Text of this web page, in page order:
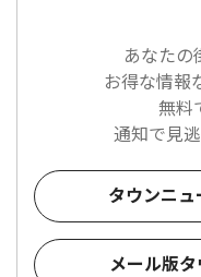
あなたの
お得な情報
無料
通知で見
タウンニ
メール版